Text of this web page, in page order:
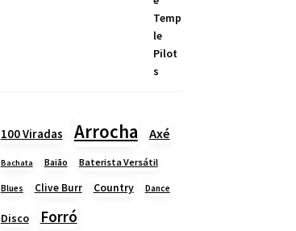
100 Viradas Arrocha Axé
Bachata Baião Baterista Versátil
Blues Clive Burr Country Dance
Disco Forró